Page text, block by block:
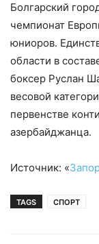
Болгарский
чемпионат
юниоров.
области в
боксер Руслан
весовой
первенстве
азербайджанца.
Источник: «
TAGS СПОРТ